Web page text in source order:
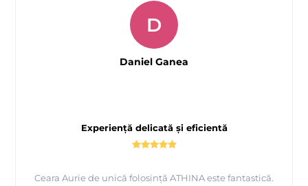
Experiență delicată și eficientă
Ceara Aurie de unică folosință ATHINA este fantastică.
D
Daniel Ganea